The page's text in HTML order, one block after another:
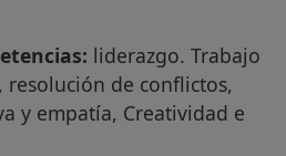
liderazgo. Trabajo
de conflictos,
y empatía, Creatividad e